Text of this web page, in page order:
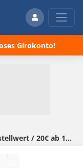
Girokonto!
MBW/ 30€ ab 120€ MBW